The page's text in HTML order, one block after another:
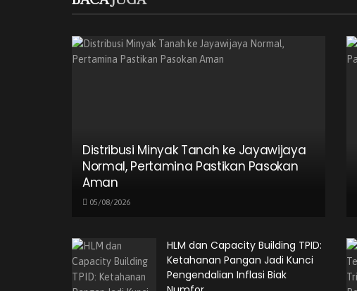
Distribusi Minyak Tanah ke Jayawijaya
Normal, Pertamina Pastikan Pasokan
Aman
05/08/2026
HLM dan Capacity Building TPID:
Ketahanan Pangan Jadi Kunci
Pengendalian Inflasi Biak